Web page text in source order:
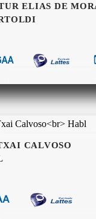
ELIAS DE
CALVOSO